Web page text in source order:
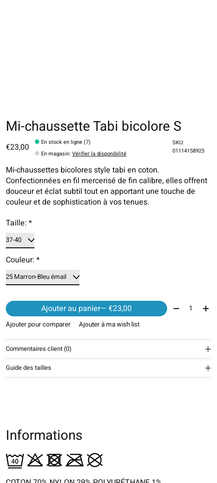
Mi-chaussette Tabi bicolore S
€23,00
En stock en ligne (7)
En magasin:Vérifier la disponibilité
SKU:
01114158925
Mi-chaussettes bicolores style tabi en coton.
Confectionnées en fil mercerisé de fin calibre, elles offrent
douceur et éclat subtil tout en apportant une touche de
couleur et de sophistication à vos tenues.
Taille: *
Couleur: *
Ajouter au panier — €23,00 Quantité:
Ajouter pour comparer Ajouter à ma wish list
Commentaires client (0)
Guide des tailles
Informations